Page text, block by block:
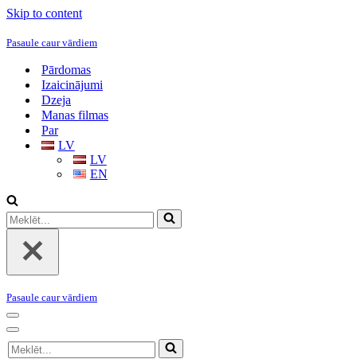
Skip to content
Pasaule caur vārdiem
Pārdomas
Izaicinājumi
Dzeja
Manas filmas
Par
LV
LV
EN
Meklēt...
Pasaule caur vārdiem
Navigation
Menu
Navigation
Menu
Meklēt...